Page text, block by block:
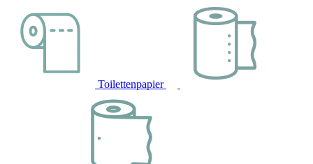
Toilettenpapier